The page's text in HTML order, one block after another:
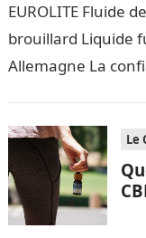
EUROLITE Fluide
brouillard Liquide
Allemagne La
Le